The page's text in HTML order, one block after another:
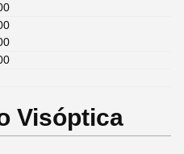
Visóptica